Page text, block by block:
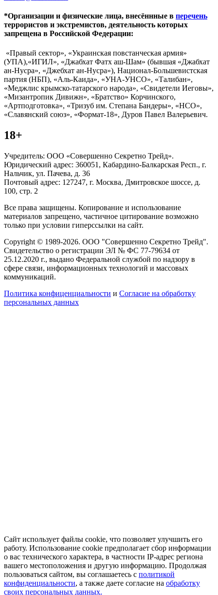
*Организации и физические лица, внесённные в перечень
террористов и экстремистов, деятельность которых
запрещена в Российской Федерации:
«Правый сектор», «Украинская повстанческая армия»
(УПА),«ИГИЛ», «Джабхат Фатх аш-Шам» (бывшая «Джабхат
ан-Нусра», «Джебхат ан-Нусра»), Национал-Большевистская
партия (НБП), «Аль-Каида», «УНА-УНСО», «Талибан»,
«Меджлис крымско-татарского народа», «Свидетели Иеговы»,
«Мизантропик Дивижн», «Братство» Корчинского,
«Артподготовка», «Тризуб им. Степана Бандеры», «НСО»,
«Славянский союз», «Формат-18», Дуров Павел Валерьевич.
18+
Учредитель: ООО «Совершенно Секретно Трейд».
Юридический адрес: 360051, Кабардино-Балкарская Респ., г.
Нальчик, ул. Пачева, д. 36
Почтовый адрес: 127247, г. Москва, Дмитровское шоссе, д.
100, стр. 2
Все права защищены. Копирование и использование
материалов запрещено, частичное цитирование возможно
только при условии гиперссылки на сайт.
Copyright © 1989-2026. ООО "Совершенно Секретно Трейд".
Свидетельство о регистрации ЭЛ № ФС 77-79634 от
25.12.2020 г., выдано Федеральной службой по надзору в
сфере связи, информационных технологий и массовых
коммуникаций.
Политика конфиценциальности и Согласие на обработку
персональных данных
Сайт использует файлы cookie, что позволяет улучшить его
работу. Использование cookie предполагает сбор информации
о вас технического характера, в частности IP-адрес региона
вашего местоположения и другую информацию. Продолжая
пользоваться сайтом, вы соглашаетесь с политикой
конфиденциальности, а также даете согласие на обработку
своих персональных данных.